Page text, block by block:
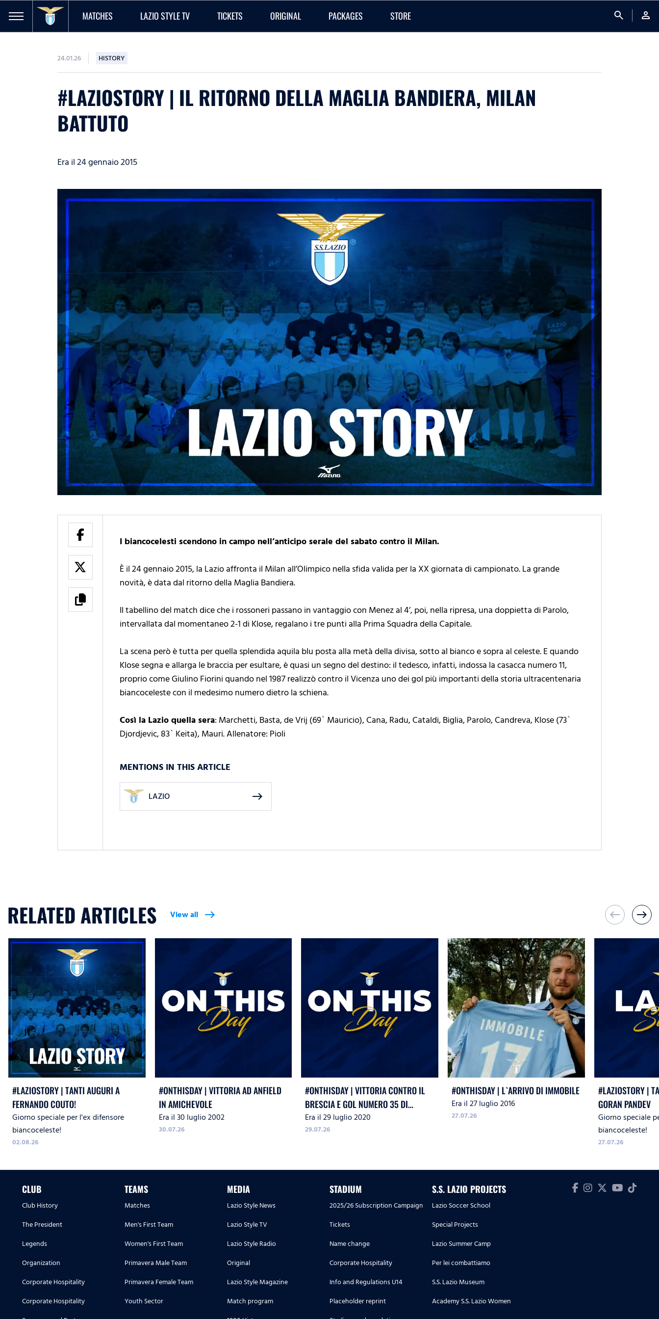
MATCHES LAZIO STYLE TV TICKETS ORIGINAL PACKAGES STORE search person
24.01.26 HISTORY
#LAZIOSTORY | IL RITORNO DELLA MAGLIA BANDIERA, MILAN
BATTUTO
Era il 24 gennaio 2015
I biancocelesti scendono in campo nell’anticipo serale del sabato contro il Milan.
È il 24 gennaio 2015, la Lazio affronta il Milan all’Olimpico nella sfida valida per la XX giornata di campionato. La grande
novità, è data dal ritorno della Maglia Bandiera.
Il tabellino del match dice che i rossoneri passano in vantaggio con Menez al 4’, poi, nella ripresa, una doppietta di Parolo,
intervallata dal momentaneo 2-1 di Klose, regalano i tre punti alla Prima Squadra della Capitale.
La scena però è tutta per quella splendida aquila blu posta alla metà della divisa, sotto al bianco e sopra al celeste. E quando
Klose segna e allarga le braccia per esultare, è quasi un segno del destino: il tedesco, infatti, indossa la casacca numero 11,
proprio come Giulino Fiorini quando nel 1987 realizzò contro il Vicenza uno dei gol più importanti della storia ultracentenaria
biancoceleste con il medesimo numero dietro la schiena.
Così la Lazio quella sera: Marchetti, Basta, de Vrij (69` Mauricio), Cana, Radu, Cataldi, Biglia, Parolo, Candreva, Klose (73`
Djordjevic, 83` Keita), Mauri. Allenatore: Pioli
MENTIONS IN THIS ARTICLE
LAZIO east
RELATED ARTICLES View all east west east
#LAZIOSTORY | TANTI AUGURI A
FERNANDO COUTO!
Giorno speciale per l'ex difensore
biancoceleste!
02.08.26
#ONTHISDAY | VITTORIA AD ANFIELD
IN AMICHEVOLE
Era il 30 luglio 2002
30.07.26
#ONTHISDAY | VITTORIA CONTRO IL
BRESCIA E GOL NUMERO 35 DI
IMMOBILE
Era il 29 luglio 2020
29.07.26
#ONTHISDAY | L`ARRIVO DI IMMOBILE
Era il 27 luglio 2016
27.07.26
#LAZIOSTORY |
GORAN PANDEV
Giorno speciale
biancoceleste!
27.07.26
CLUB
Club History
The President
Legends
Organization
Corporate Hospitality
Corporate Hospitality
TEAMS
Matches
Men's First Team
Women's First Team
Primavera Male Team
Primavera Female Team
Youth Sector
MEDIA
Lazio Style News
Lazio Style TV
Lazio Style Radio
Original
Lazio Style Magazine
Match program
STADIUM
2025/26 Subscription Campaign
Tickets
Name change
Corporate Hospitality
Info and Regulations U14
Placeholder reprint
S.S. LAZIO PROJECTS
Lazio Soccer School
Special Projects
Lazio Summer Camp
Per lei combattiamo
S.S. Lazio Museum
Academy S.S. Lazio Women